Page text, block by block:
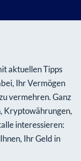
aktuellen Tipps
Ihr Vermögen
vermehren. Ganz
Kryptowährungen,
interessieren:
Ihr Geld in